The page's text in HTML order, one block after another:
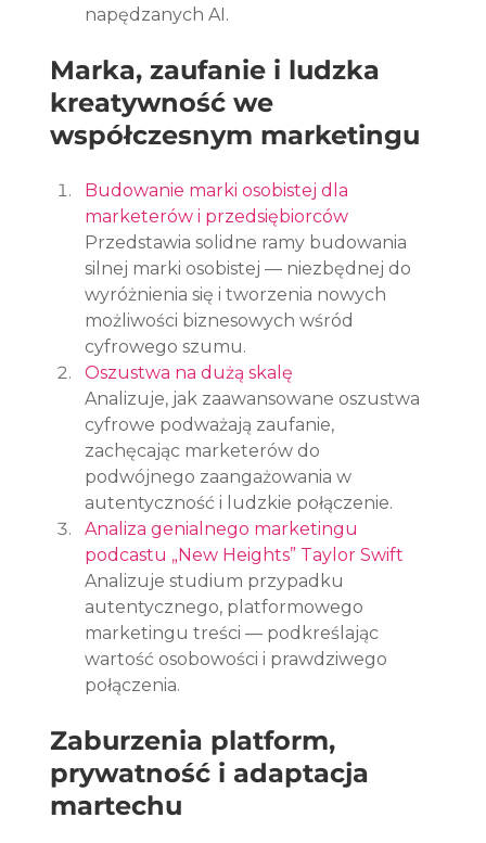
napędzanych AI.
Marka, zaufanie i ludzka
kreatywność we
współczesnym marketingu
Budowanie marki osobistej dla
marketerów i przedsiębiorców
Przedstawia solidne ramy budowania
silnej marki osobistej — niezbędnej do
wyróżnienia się i tworzenia nowych
możliwości biznesowych wśród
cyfrowego szumu.
Oszustwa na dużą skalę
Analizuje, jak zaawansowane oszustwa
cyfrowe podważają zaufanie,
zachęcając marketerów do
podwójnego zaangażowania w
autentyczność i ludzkie połączenie.
Analiza genialnego marketingu
podcastu „New Heights” Taylor Swift
Analizuje studium przypadku
autentycznego, platformowego
marketingu treści — podkreślając
wartość osobowości i prawdziwego
połączenia.
Zaburzenia platform,
prywatność i adaptacja
martechu